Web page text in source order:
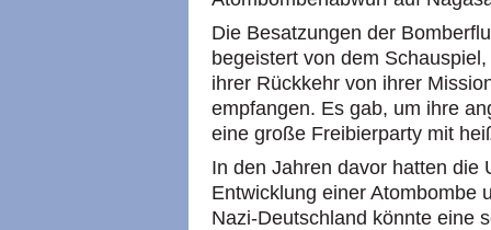
Die Besatzungen der
begeistert von dem
ihrer Rückkehr von ihrer
empfangen. Es gab, um ihre
eine große Freibierparty mit
In den Jahren davor hatten die
Entwicklung einer Atombombe
Nazi-Deutschland könnte eine